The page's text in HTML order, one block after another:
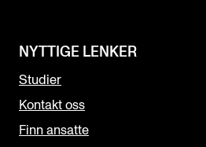
NYTTIGE LENKER
Studier
Kontakt oss
Finn ansatte